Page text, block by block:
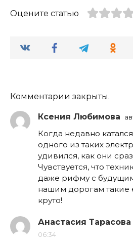
Оцените статью
Комментарии закрыты.
Ксения Любимова
Когда недавно
одного из таких
удивился, как они
Чувствуется, что
даже рифму с
нашим дорогам такие
круто!
Анастасия Тарасова
06:34